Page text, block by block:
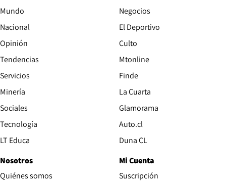
Mundo
Nacional
Opinión
Tendencias
Servicios
Minería
Sociales
Tecnología
LT Educa
Negocios
El Deportivo
Culto
Mtonline
Finde
La Cuarta
Glamorama
Auto.clOpens in new window
Duna CLOpens in new window
Nosotros
Quiénes somos
Mi Cuenta
Suscripción